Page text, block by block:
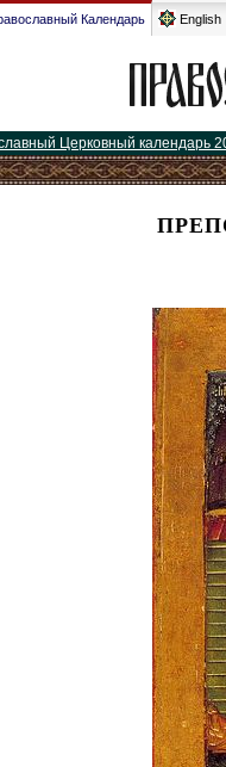
Календарь English
Церковный календарь